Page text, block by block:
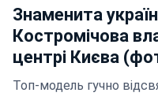
Знаменита
Костромічова
центрі Києва
Топ-модель гучно